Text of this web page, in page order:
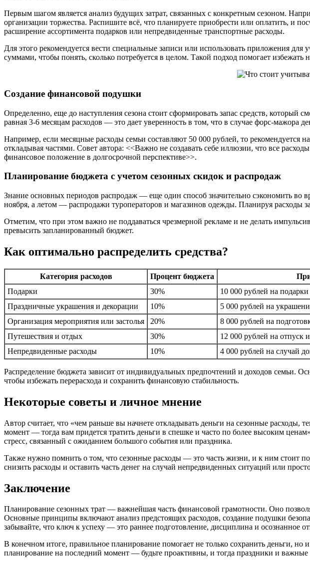
Первым шагом является анализ будущих затрат, связанных с конкретным сезоном.
организации торжества. Распишите всё, что планируете приобрести или оплатить, и
расширение ассортимента подарков или непредвиденные транспортные расходы.
Для этого рекомендуется вести специальные записи или использовать приложения
суммами, чтобы понять, сколько потребуется в целом. Такой подход помогает
Создание финансовой подушки
Определенно, еще до наступления сезона стоит сформировать запас средств,
равная 3-6 месяцам расходов — это дает уверенность в том, что в случае форс-мажора
Например, если месяцные расходы семьи составляют 50 000 рублей, то рекомендуется
откладывая частями. Совет автора: <<Важно не создавать себе иллюзии, что все
финансовое положение в долгосрочной перспективе>>.
Планирование бюджета с учетом сезонных скидок и распродаж
Знание основных периодов распродаж — еще один способ значительно сэкономить во
ноября, а летом — распродажи туроператоров и магазинов одежды. Планируя расходы
Отметим, что при этом важно не поддаваться чрезмерной рекламе и не делать
превысить запланированный бюджет.
Как оптимально распределить средства?
Категория расходов Процент бюджета
Подарки
30%
10 000 рублей на
Праздничные украшения и декорации
10%
5 000 рублей на
Организация мероприятия или застолья
20%
8 000 рублей на
Путешествия и отдых
30%
12 000 рублей на отпуск
Непредвиденные расходы
10% 4 000 рублей на случай
Распределение бюджета зависит от индивидуальных предпочтений и доходов семьи.
чтобы избежать перерасхода и сохранить финансовую стабильность.
Некоторые советы и личное мнение
Автор считает, что «чем раньше вы начнете откладывать деньги на сезонные
момент — тогда вам придется тратить деньги в спешке и часто по более высоким
стресс, связанный с ожиданием большого события или праздника.
Также нужно помнить о том, что сезонные расходы — это часть жизни, и к ним стоит
снизить расходы и оставить часть денег на случай непредвиденных ситуаций или
Заключение
Планирование сезонных трат — важнейшая часть финансовой грамотности. Оно
Основные принципы включают анализ предстоящих расходов, создание подушки
забывайте, что ключ к успеху — это раннее подготовление, дисциплина и осознанное
В конечном итоге, правильное планирование помогает не только сохранить деньги,
планирование на последний момент — будьте проактивны, и тогда праздники и